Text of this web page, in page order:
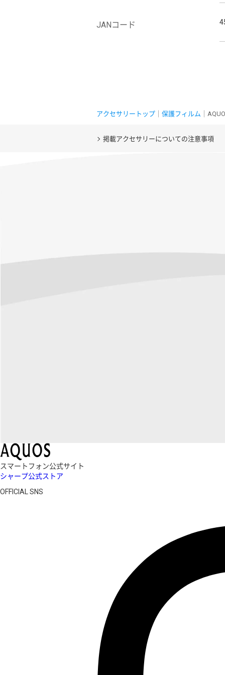
JANコード
アクセサリートップ 保護フィルム ｜
掲載アクセサリーについての注意事項
スマートフォン公式サイト
シャープ公式ストア
OFFICIAL SNS